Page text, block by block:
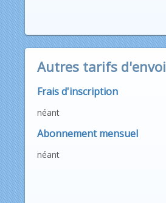
Autres tarifs d'envoi
Frais d'inscription
néant
Abonnement mensuel
néant